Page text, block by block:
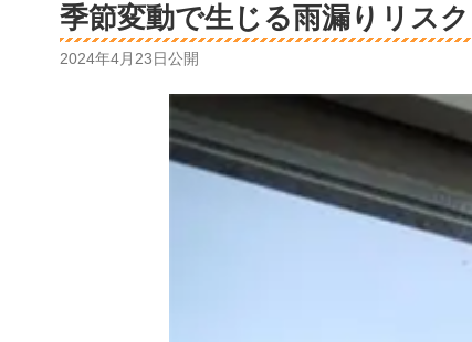
季節変動で生じる雨漏りリス
2024年4月23日公開